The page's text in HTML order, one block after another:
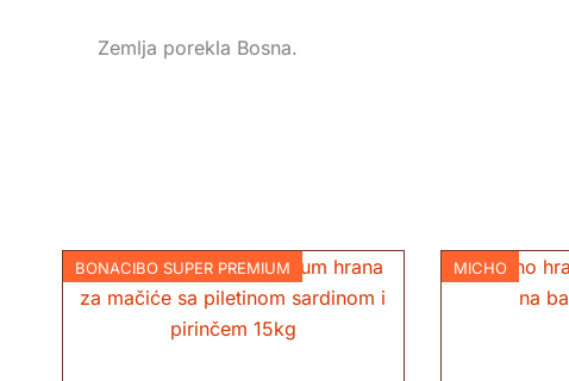
Zemlja porekla Bosna.
BONACIBO SUPER PREMIUM MICHO